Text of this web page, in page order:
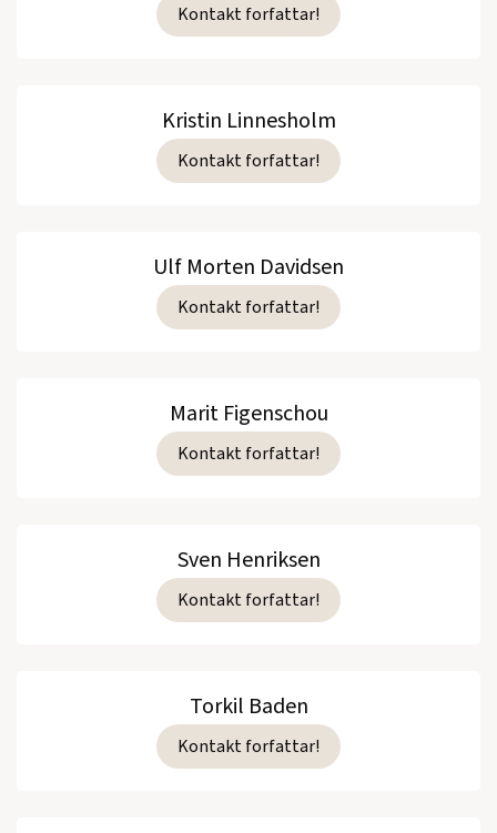
Kontakt forfattar!
Kristin Linnesholm
Kontakt forfattar!
Ulf Morten Davidsen
Kontakt forfattar!
Marit Figenschou
Kontakt forfattar!
Sven Henriksen
Kontakt forfattar!
Torkil Baden
Kontakt forfattar!